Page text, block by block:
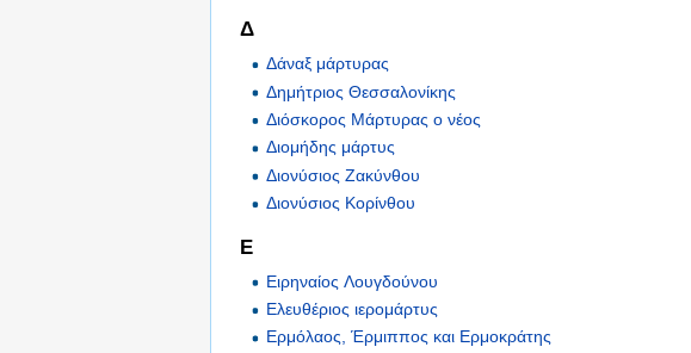
Δ
Δάναξ μάρτυρας
Δημήτριος Θεσσαλονίκης
Διόσκορος Μάρτυρας ο νέος
Διομήδης μάρτυς
Διονύσιος Ζακύνθου
Διονύσιος Κορίνθου
Ε
Ειρηναίος Λουγδούνου
Ελευθέριος ιερομάρτυς
Ερμόλαος, Έρμιππος και Ερμοκράτης